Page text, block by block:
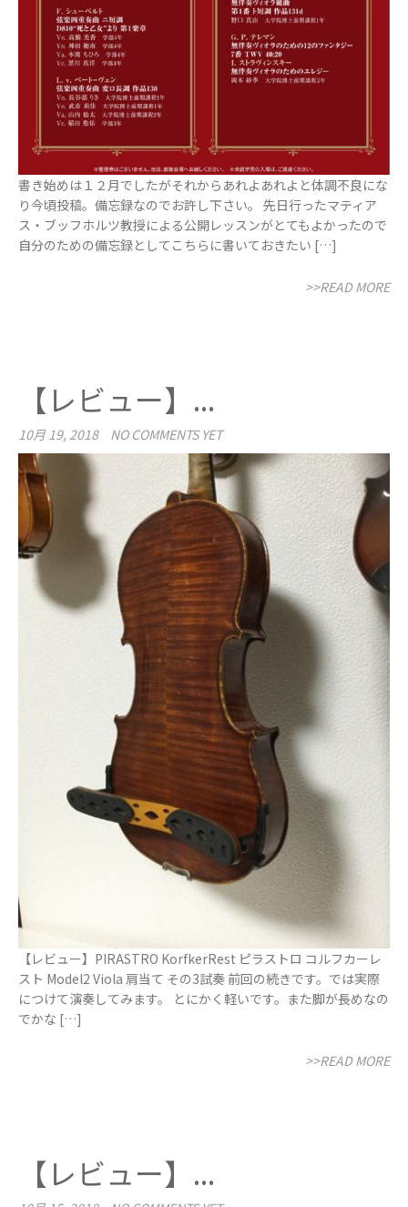
書き始めは１２月でしたがそれからあれよあれよと体調不良にな
り今頃投稿。備忘録なのでお許し下さい。 先日行ったマティア
ス・ブッフホルツ教授による公開レッスンがとてもよかったので
自分のための備忘録としてこちらに書いておきたい […]
>>READ MORE
【レビュー】...
10月 19, 2018 NO COMMENTS YET
【レビュー】PIRASTRO KorfkerRest ピラストロ コルフカーレ
スト Model2 Viola 肩当て その3試奏 前回の続きです。では実際
につけて演奏してみます。 とにかく軽いです。また脚が長めなの
でかな […]
>>READ MORE
【レビュー】...